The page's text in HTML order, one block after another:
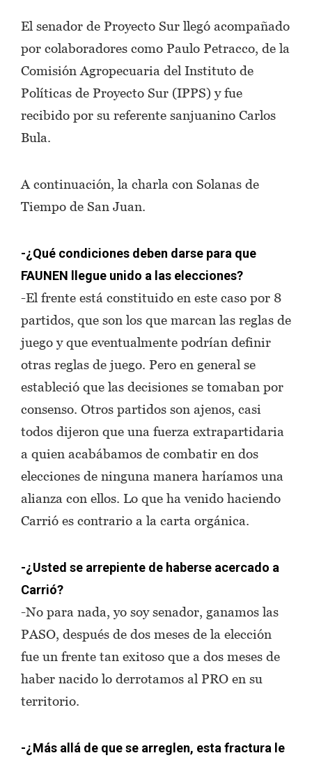
El senador de Proyecto Sur llegó acompañado
por colaboradores como Paulo Petracco, de la
Comisión Agropecuaria del Instituto de
Políticas de Proyecto Sur (IPPS) y fue
recibido por su referente sanjuanino Carlos
Bula.
A continuación, la charla con Solanas de
Tiempo de San Juan.
-¿Qué condiciones deben darse para que
FAUNEN llegue unido a las elecciones?
-El frente está constituido en este caso por 8
partidos, que son los que marcan las reglas de
juego y que eventualmente podrían definir
otras reglas de juego. Pero en general se
estableció que las decisiones se tomaban por
consenso. Otros partidos son ajenos, casi
todos dijeron que una fuerza extrapartidaria
a quien acabábamos de combatir en dos
elecciones de ninguna manera haríamos una
alianza con ellos. Lo que ha venido haciendo
Carrió es contrario a la carta orgánica.
-¿Usted se arrepiente de haberse acercado a
Carrió?
-No para nada, yo soy senador, ganamos las
PASO, después de dos meses de la elección
fue un frente tan exitoso que a dos meses de
haber nacido lo derrotamos al PRO en su
territorio.
-¿Más allá de que se arreglen, esta fractura le